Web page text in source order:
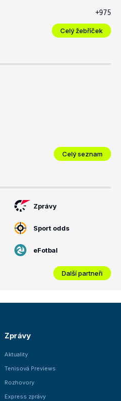
+975
Celý žebříček
Celý seznam
Zprávy
Sport odds
eFotbal
Další partneři
Zprávy
Aktuality
Tenisová Previews
Rozhovory
Express zprávy